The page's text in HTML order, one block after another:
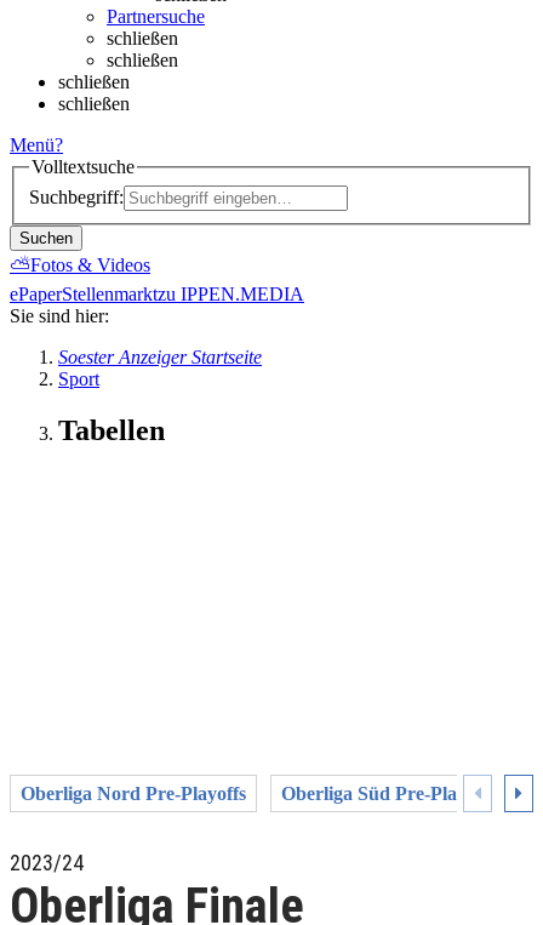
Partnersuche
schließen
schließen
schließen
schließen
Menü?
Volltextsuche
Suchbegriff:
Suchen
⛅Fotos & Videos
ePaperStellenmarktzu IPPEN.MEDIA
Sie sind hier:
Soester Anzeiger Startseite
Sport
Tabellen
Oberliga Nord Pre-Playoffs Oberliga Süd Pre-Playoffs
2023/24
Oberliga Finale